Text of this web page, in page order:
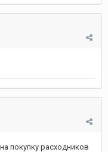
покупку расходников